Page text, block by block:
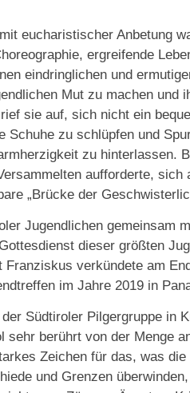
eucharistischer Anbetung
ergreifende
eindringlichen und
Mut zu machen und
sie auf, sich nicht ein
Schuhe zu schlüpfen und
zu hinterlassen.
aufforderte, sich
„Brücke der
Jugendlichen gemeinsam
dieser größten
Franziskus verkündete am
im Jahre 2019 in
Südtiroler Pilgergruppe in
sehr berührt von der Menge
Zeichen für das, was
und Grenzen